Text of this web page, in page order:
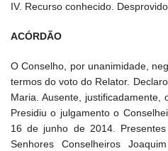
IV. Recurso conhecido. Desprovido.
ACÓRDÃO
O Conselho, por unanimidade,
termos do voto do Relator.
Maria. Ausente, justificadamente,
Presidiu o julgamento o
16 de junho de 2014.
Senhores Conselheiros